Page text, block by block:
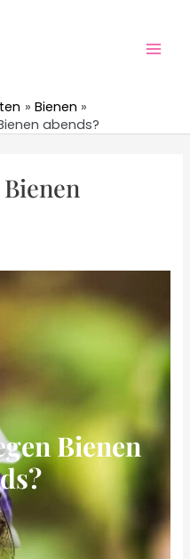
Bienen
abends?
Bienen